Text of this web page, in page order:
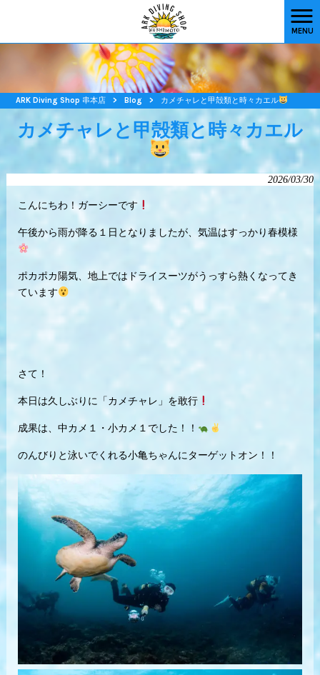
MENU
ARK Diving Shop 串本店 > Blog > カメチャレと甲殻類と時々カエル
カメチャレと甲殻類と時々カエル
2026/03/30
こんにちわ！ガーシーです
午後から雨が降る１日となりましたが、気温はすっかり春模様
ポカポカ陽気、地上ではドライスーツがうっすら熱くなってき
ています
さて！
本日は久しぶりに「カメチャレ」を敢行
成果は、中カメ１・小カメ１でした！！
のんびりと泳いでくれる小亀ちゃんにターゲットオン！！